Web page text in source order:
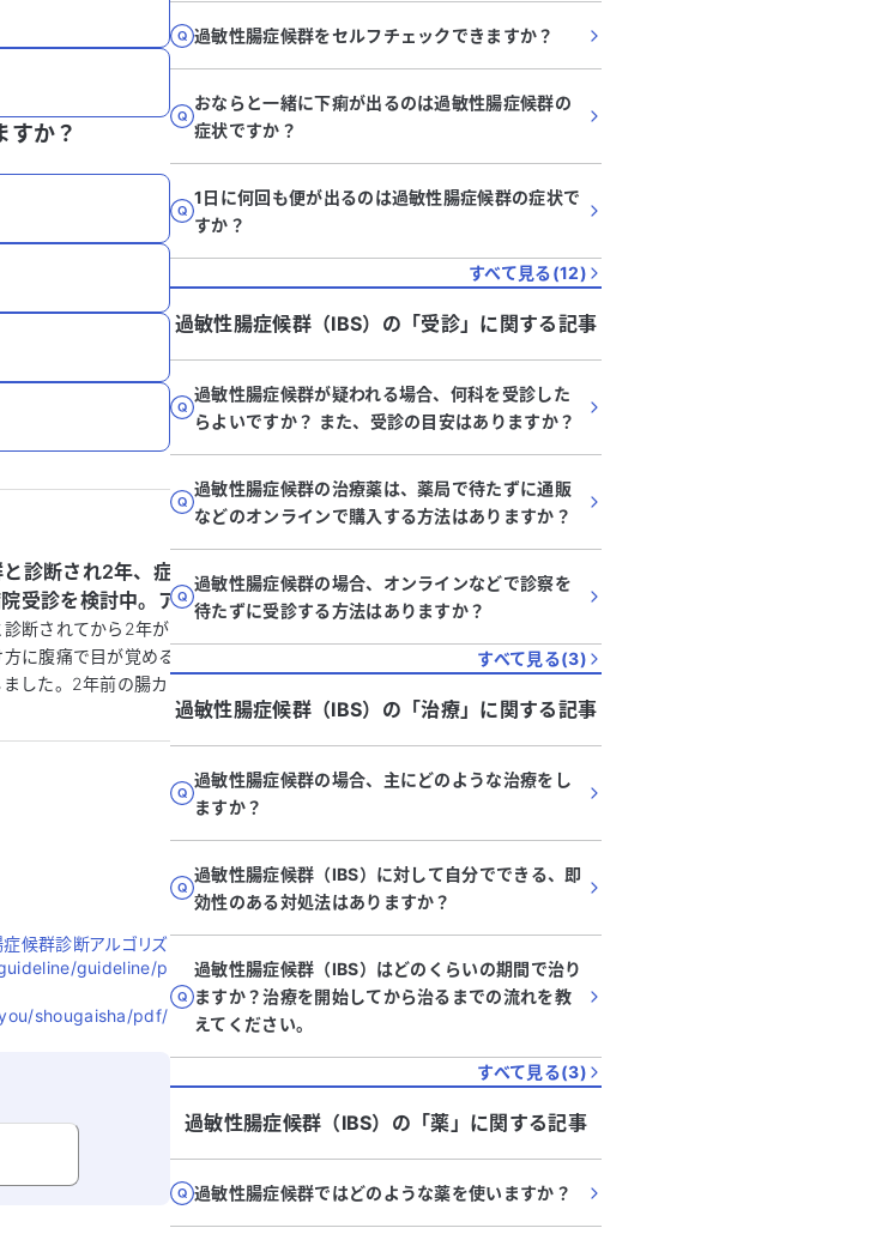
すか？
診断され2年、症状
受診を検討中。アド
断されてから2年が経
に腹痛で目が覚めるこ
した。2年前の腸カメ
5ヶ月前の胃カメラで
れました。 過敏性
整腸剤などを1年半服
果は感じられず、現在は
た
日によって症状が変わる
しています。水泳やウォ
いますが、遅延型アレル
ーラ検査も行いまし
半年試しましたが、効果
れまでに3軒
ています。施術後は少
、背中の凝りが指摘さ
病院での診察を検討す
す。アドバイスをいただ
過敏性腸症候群の診断後、治療が効
果的でない場合の対処法は？
た。以下の状況についてご相談させていた
術を受けましたが、半年ほど前から右下腹
メラ検査や血液検査では異常は見つかりま
性腸症候群と診断されました。 現在、IBS
の治療薬を服用していますが、あまり改善
が見られず、食欲もなく、腹部の膨張感が
続いています。この状態が毎日続いてお
り、非常に辛いです。 どのように対処すれ
ば良いのか、他に試せる治療法があるの
す。どうかよろしくお願いいたします。
続きを見る
候群診断アルゴリズ
guideline/p
shougaisha/pdf/
過敏性腸症候群をセルフチェックできますか？
おならと一緒に下痢が出るのは過敏性腸症候群の
症状ですか？
1日に何回も便が出るのは過敏性腸症候群の症状で
すか？
すべて見る(12)
過敏性腸症候群（IBS） の「受診」に関する記事
過敏性腸症候群が疑われる場合、何科を受診した
らよいですか？ また、受診の目安はありますか？
過敏性腸症候群の治療薬は、薬局で待たずに通販
などのオンラインで購入する方法はありますか？
過敏性腸症候群の場合、オンラインなどで診察を
待たずに受診する方法はありますか？
すべて見る(3)
過敏性腸症候群（IBS） の「治療」に関する記事
過敏性腸症候群の場合、主にどのような治療をし
ますか？
過敏性腸症候群（IBS）に対して自分でできる、即
効性のある対処法はありますか？
過敏性腸症候群（IBS）はどのくらいの期間で治り
ますか？治療を開始してから治るまでの流れを教
えてください。
すべて見る(3)
過敏性腸症候群（IBS） の「薬 」に関する記事
過敏性腸症候群ではどのような薬を使いますか？